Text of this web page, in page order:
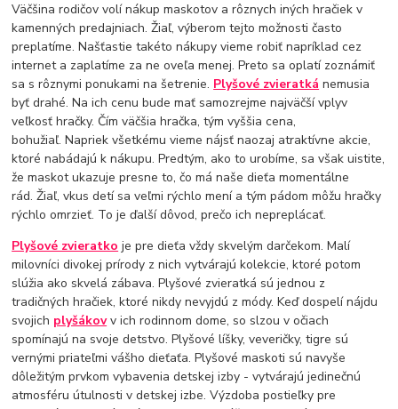
Väčšina rodičov volí nákup maskotov a rôznych iných hračiek v
kamenných predajniach. Žiaľ, výberom tejto možnosti často
preplatíme. Našťastie takéto nákupy vieme robiť napríklad cez
internet a zaplatíme za ne oveľa menej. Preto sa oplatí zoznámiť
sa s rôznymi ponukami na šetrenie. Plyšové zvieratká nemusia
byť drahé. Na ich cenu bude mať samozrejme najväčší vplyv
veľkosť hračky. Čím väčšia hračka, tým vyššia cena,
bohužiaľ. Napriek všetkému vieme nájsť naozaj atraktívne akcie,
ktoré nabádajú k nákupu. Predtým, ako to urobíme, sa však uistite,
že maskot ukazuje presne to, čo má naše dieťa momentálne
rád. Žiaľ, vkus detí sa veľmi rýchlo mení a tým pádom môžu hračky
rýchlo omrzieť. To je ďalší dôvod, prečo ich nepreplácať.
Plyšové zvieratko je pre dieťa vždy skvelým darčekom. Malí
milovníci divokej prírody z nich vytvárajú kolekcie, ktoré potom
slúžia ako skvelá zábava. Plyšové zvieratká sú jednou z
tradičných hračiek, ktoré nikdy nevyjdú z módy. Keď dospelí nájdu
svojich plyšákovv ich rodinnom dome, so slzou v očiach
spomínajú na svoje detstvo. Plyšové líšky, veveričky, tigre sú
vernými priateľmi vášho dieťaťa. Plyšové maskoti sú navyše
dôležitým prvkom vybavenia detskej izby - vytvárajú jedinečnú
atmosféru útulnosti v detskej izbe. Výzdoba postieľky pre